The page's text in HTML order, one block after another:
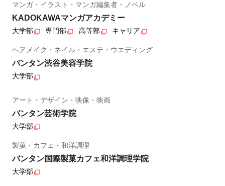
マンガ・イラスト・マンガ編集者・ノベル
KADOKAWAマンガアカデミー
大学部 専門部 高等部 キャリア
ヘアメイク・ネイル・エステ・ウエディング
バンタン渋谷美容学院
大学部
アート・デザイン・映像・映画
バンタン芸術学院
大学部
製菓・カフェ・和洋調理
バンタン国際製菓カフェ和洋調理学院
大学部